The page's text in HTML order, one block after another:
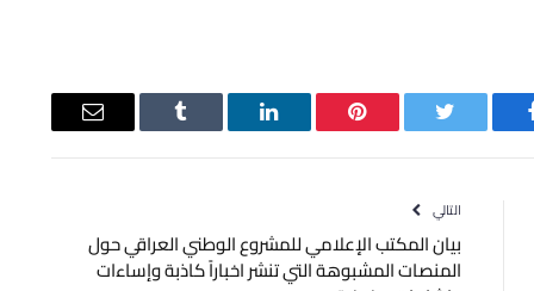
تويتر بينتيريستلينكدإن Tumblr
البريد
التالي
بيان المكتب الإعلامي للمشروع الوطني العراقي حول
المنصات المشبوهة التي تنشر اخباراً كاذبة وإساءات